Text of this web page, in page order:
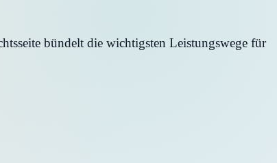
bündelt die wichtigsten Leistungswege für